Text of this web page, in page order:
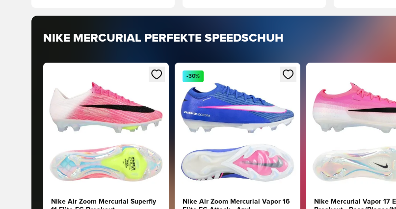
Abre un modal para iniciar sesión o registrarse como miembro
Nike Air Zoom Mercurial Superfly
Abre un modal para iniciar sesión o registrarse como miembro
-30%
Nike Air Zoom Mercurial Vapor 16
Abre un modal para
Nike Mercurial Vapor 17
NIKE MERCURIAL PERFEKTE SPEEDSCHUH